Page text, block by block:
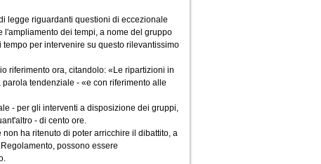
legge riguardanti questioni di eccezionale
l'ampliamento dei tempi, a nome del gruppo
per intervenire su questo rilevantissimo
riferimento ora, citandolo: «Le ripartizioni in
tendenziale - «e con riferimento alle
- per gli interventi a disposizione dei gruppi,
- di cento ore.
ha ritenuto di poter arricchire il dibattito, a
possono essere